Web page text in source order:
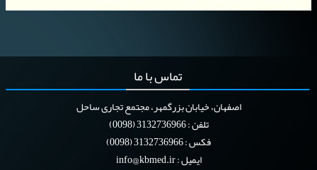
تماسبا ما
اصفهان، خیابان بزرگمهر، مجتمع تجاری ساحل
تلفن : 3132736966 (0098)
فکس : 3132736966 (0098)
ایمیل :info@kbmed.ir